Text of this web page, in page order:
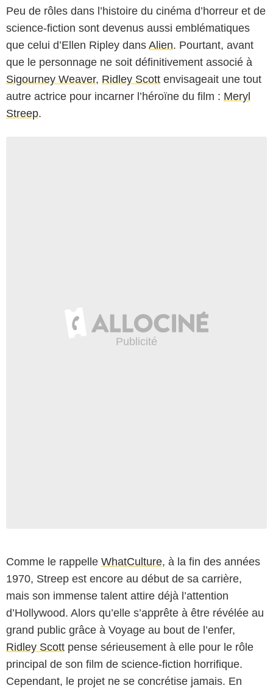
Peu de rôles dans l’histoire du cinéma d’horreur et de
science-fiction sont devenus aussi emblématiques
que celui d’Ellen Ripley dans Alien. Pourtant, avant
que le personnage ne soit définitivement associé à
Sigourney Weaver, Ridley Scott envisageait une tout
autre actrice pour incarner l’héroïne du film : Meryl
Streep.
Comme le rappelle WhatCulture, à la fin des années
1970, Streep est encore au début de sa carrière,
mais son immense talent attire déjà l’attention
d’Hollywood. Alors qu’elle s’apprête à être révélée au
grand public grâce à Voyage au bout de l’enfer,
Ridley Scott pense sérieusement à elle pour le rôle
principal de son film de science-fiction horrifique.
Cependant, le projet ne se concrétise jamais. En